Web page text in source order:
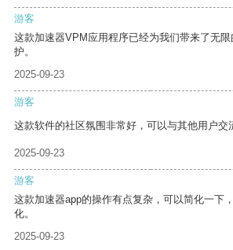
游客
这款加速器VPM应用程序已经为我们带来了无
护。
2025-09-23
游客
这款软件的社区氛围非常好，可以与其他用户交
2025-09-23
游客
这款加速器app的操作有点复杂，可以简化一下
化。
2025-09-23